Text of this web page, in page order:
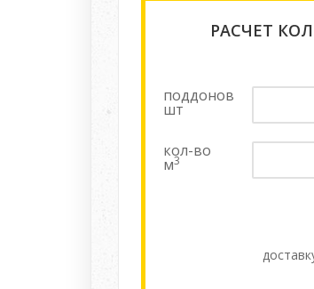
РАСЧЕТ
поддонов
шт
кол-во
м3